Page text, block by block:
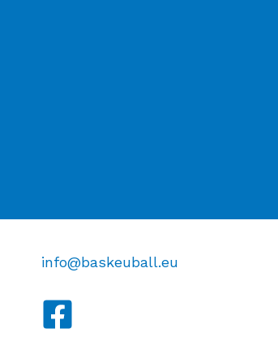
info@baskeuball.eu